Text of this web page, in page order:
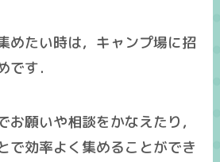
めたい時は，キャンプ場に招
す．
お願いや相談をかなえたり，
で効率よく集めることができ